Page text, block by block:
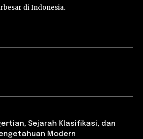
di Indonesia.
Sejarah Klasifikasi, dan
Modern